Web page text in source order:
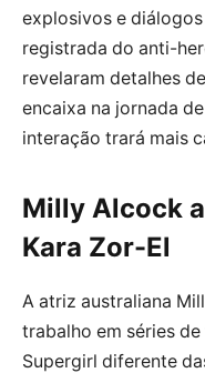
explosivos e
registrada do anti-
revelaram detalhes
encaixa na jornada
interação trará mais
Milly Alcock
Kara Zor-El
A atriz australiana
trabalho em séries
Supergirl diferente